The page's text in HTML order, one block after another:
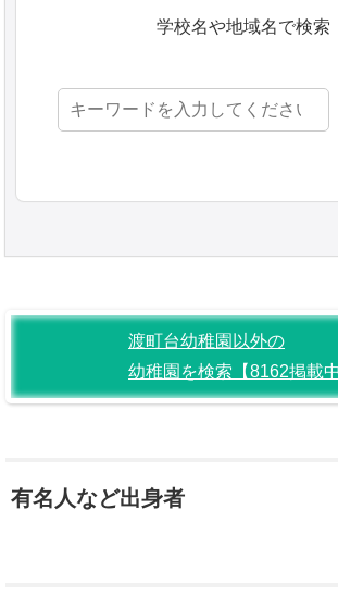
学校名や地域名で検索
検
渡町台幼稚園以外の
幼稚園を検索【8162掲載中
有名人など出身者